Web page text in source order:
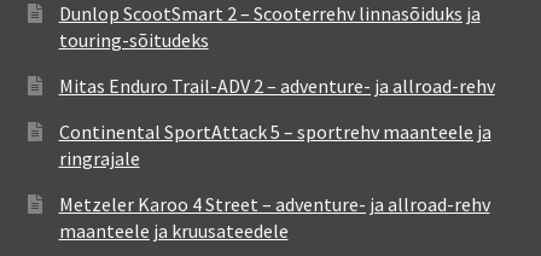
Dunlop ScootSmart 2 – Scooterrehv linnasõiduks ja
touring-sõitudeks
Mitas Enduro Trail-ADV 2 – adventure- ja allroad-rehv
Continental SportAttack 5 – sportrehv maanteele ja
ringrajale
Metzeler Karoo 4 Street – adventure- ja allroad-rehv
maanteele ja kruusateedele